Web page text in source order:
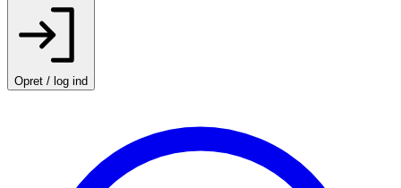
Opret / log ind